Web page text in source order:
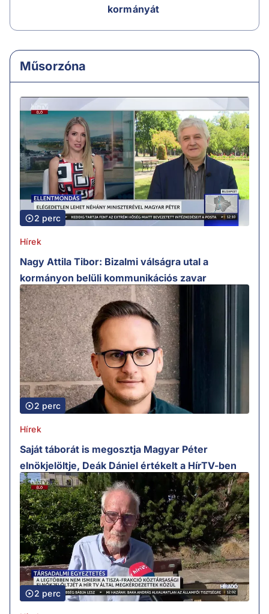
kormányát
Műsorzóna
2 perc
Hírek
Nagy Attila Tibor: Bizalmi válságra utal a
kormányon belüli kommunikációs zavar
2 perc
Hírek
Saját táborát is megosztja Magyar Péter
elnökjelöltje, Deák Dániel értékelt a HírTV-ben
2 perc